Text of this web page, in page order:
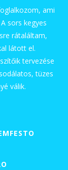
ami
sors kegyes
rátaláltam,
látott el.
tervezése
tüzes
válik.